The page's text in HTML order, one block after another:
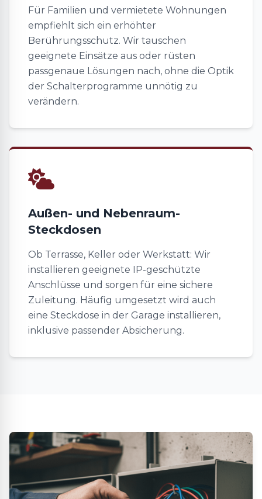
Für Familien und vermietete Wohnungen
empfiehlt sich ein erhöhter
Berührungsschutz. Wir tauschen
geeignete Einsätze aus oder rüsten
passgenaue Lösungen nach, ohne die Optik
der Schalterprogramme unnötig zu
verändern.
Außen- und Nebenraum-
Steckdosen
Ob Terrasse, Keller oder Werkstatt: Wir
installieren geeignete IP-geschützte
Anschlüsse und sorgen für eine sichere
Zuleitung. Häufig umgesetzt wird auch
eine Steckdose in der Garage installieren,
inklusive passender Absicherung.